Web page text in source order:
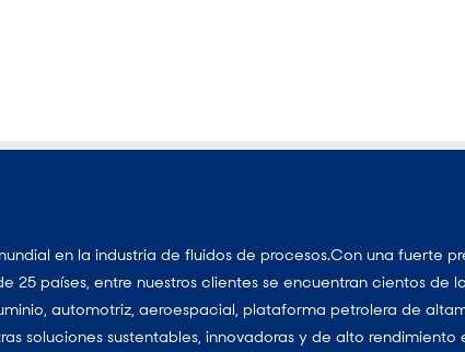
en la industria de fluidos de procesos.Con una fuerte
25 países, entre nuestros clientes se encuentran cientos de
automotriz, aeroespacial, plataforma petrolera de
soluciones sustentables, innovadoras y de alto rendimiento